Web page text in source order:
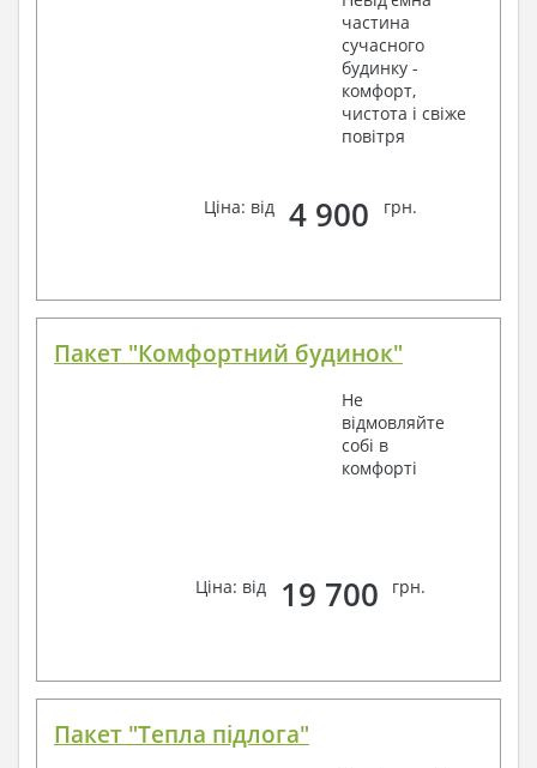
частина
сучасного
будинку -
комфорт,
чистота і свіже
повітря
Ціна: від 4 900 грн.
Пакет "Комфортний будинок"
Не
відмовляйте
собі в
комфорті
Ціна: від 19 700 грн.
Пакет "Тепла підлога"